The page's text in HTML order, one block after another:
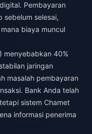
Pembayaran
sebelum selesai,
biaya muncul
menyebabkan 40%
jaringan
masalah pembayaran
Bank Anda telah
sistem Chamet
informasi penerima